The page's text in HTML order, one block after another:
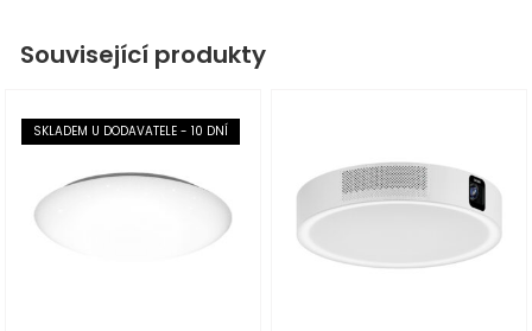
Související produkty
SKLADEM U DODAVATELE - 10 DNÍ